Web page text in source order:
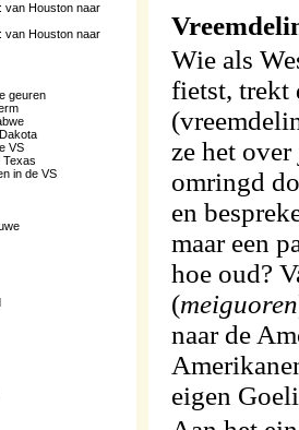
van Houston naar
van Houston naar
geuren
VS
Texas
in de VS
Wie als
fietst, trekt
ze het
omringd
en
maar een
hoe oud?
(meiguoren
naar de
eigen